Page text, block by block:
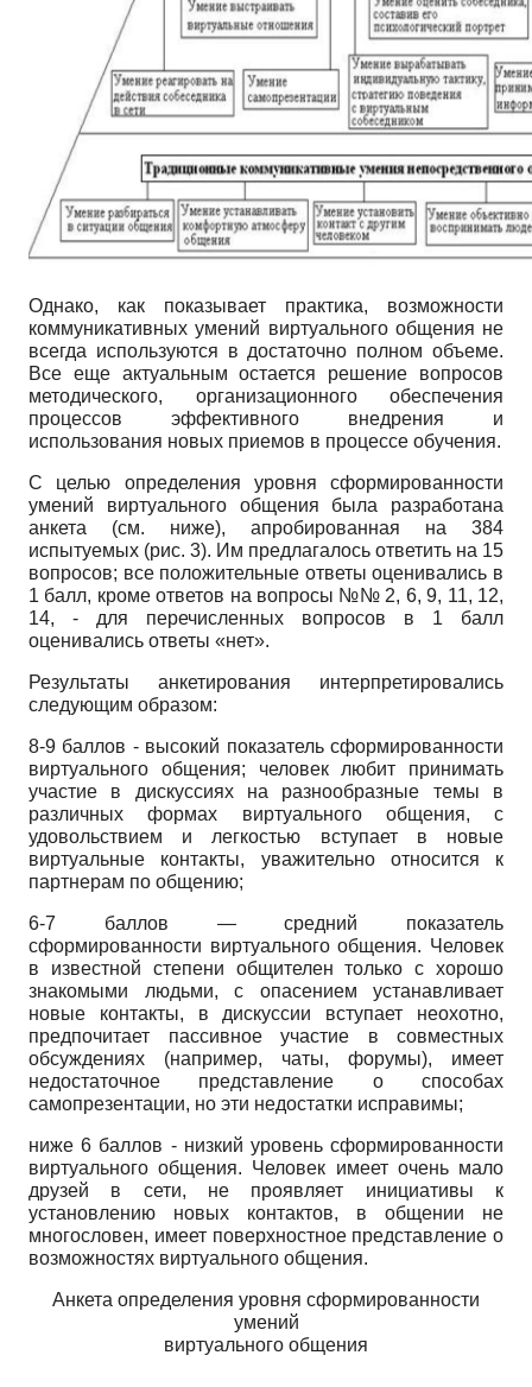
Однако, как показывает практика, возможности
коммуникативных умений виртуального общения не
всегда используются в достаточно полном объеме.
Все еще актуальным остается решение вопросов
методического, организационного обеспечения
процессов эффективного внедрения и
использования новых приемов в процессе обучения.
С целью определения уровня сформированности
умений виртуального общения была разработана
анкета (см. ниже), апробированная на 384
испытуемых (рис. 3). Им предлагалось ответить на 15
вопросов; все положительные ответы оценивались в
1 балл, кроме ответов на вопросы №№ 2, 6, 9, 11, 12,
14, - для перечисленных вопросов в 1 балл
оценивались ответы «нет».
Результаты анкетирования интерпретировались
следующим образом:
8-9 баллов - высокий показатель сформированности
виртуального общения; человек любит принимать
участие в дискуссиях на разнообразные темы в
различных формах виртуального общения, с
удовольствием и легкостью вступает в новые
виртуальные контакты, уважительно относится к
партнерам по общению;
6-7 баллов — средний показатель
сформированности виртуального общения. Человек
в известной степени общителен только с хорошо
знакомыми людьми, с опасением устанавливает
новые контакты, в дискуссии вступает неохотно,
предпочитает пассивное участие в совместных
обсуждениях (например, чаты, форумы), имеет
недостаточное представление о способах
самопрезентации, но эти недостатки исправимы;
ниже 6 баллов - низкий уровень сформированности
виртуального общения. Человек имеет очень мало
друзей в сети, не проявляет инициативы к
установлению новых контактов, в общении не
многословен, имеет поверхностное представление о
возможностях виртуального общения.
Анкета определения уровня сформированности
умений
виртуального общения